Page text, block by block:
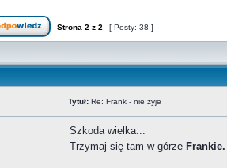
Strona 2 z 2 [ Posty: 38 ]
Tytuł: Re: Frank - nie żyje
Szkoda wielka...
Trzymaj się tam w górze Frankie.